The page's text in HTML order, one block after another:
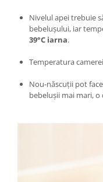
Instalatii liniare si role
luminos
Instalatii perdea
Instalatii Solare
Liniare 220V
Turturi/Franjuri 220V
Nivelul apei trebuie
bebelușului, iar
39°C iarna.
Temperatura
Nou-născuții pot
bebelușii mai mari, o